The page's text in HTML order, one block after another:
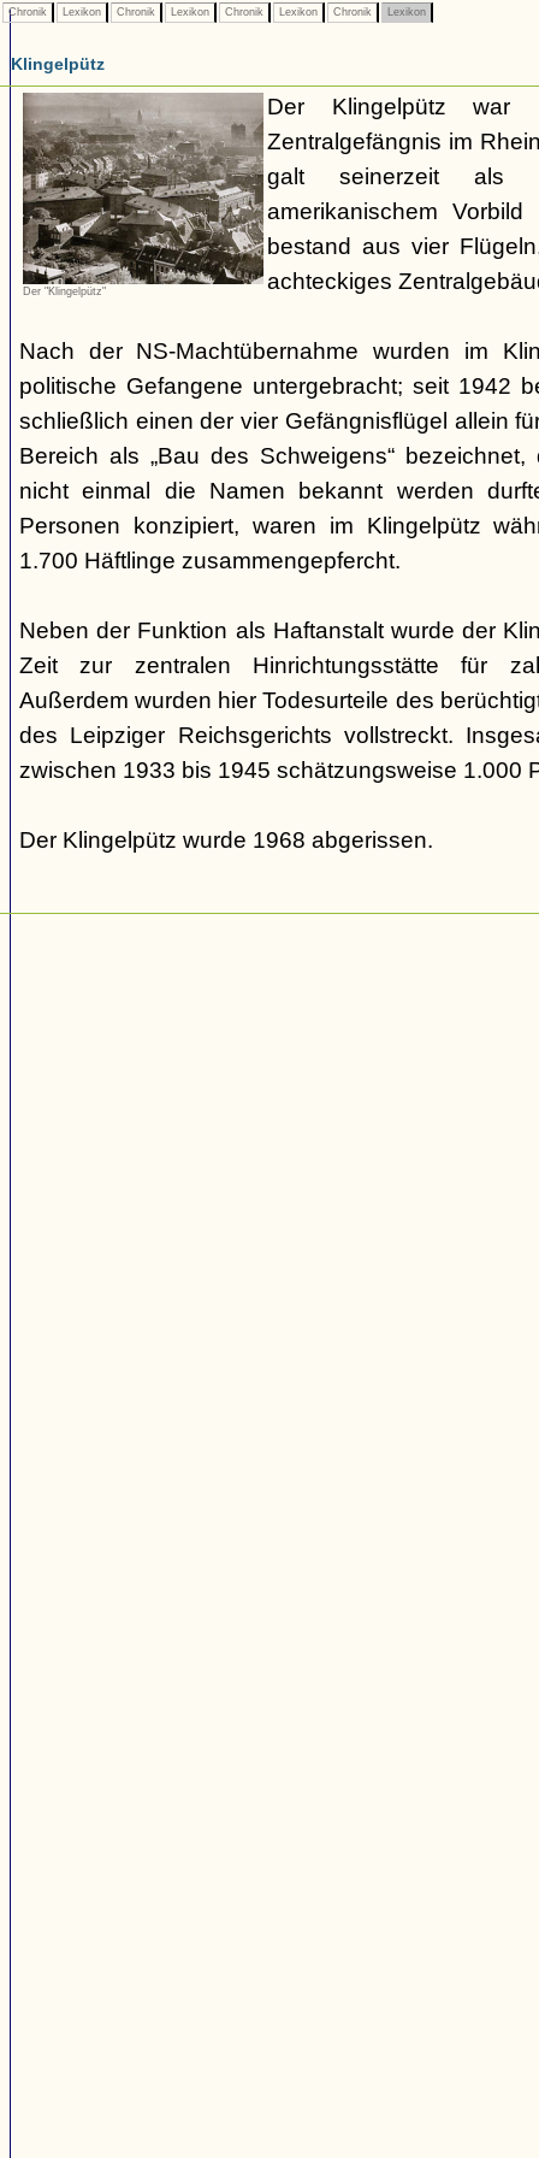
Chronik Lexikon Chronik Lexikon Chronik Lexikon Chronik Lexikon
Klingelpütz
Der "Klingelpütz"
Der Klingelpütz war
Zentralgefängnis im
galt seinerzeit als
amerikanischem
bestand aus vier
achteckiges
Nach der NS-Machtübernahme wurden im
politische Gefangene untergebracht; seit 1942
schließlich einen der vier Gefängnisflügel allein
Bereich als „Bau des Schweigens“
nicht einmal die Namen bekannt werden
Personen konzipiert, waren im Klingelpütz
1.700 Häftlinge zusammengepfercht.
Neben der Funktion als Haftanstalt wurde der
Zeit zur zentralen Hinrichtungsstätte für
Außerdem wurden hier Todesurteile des
des Leipziger Reichsgerichts vollstreckt.
zwischen 1933 bis 1945 schätzungsweise 1.000
Der Klingelpütz wurde 1968 abgerissen.